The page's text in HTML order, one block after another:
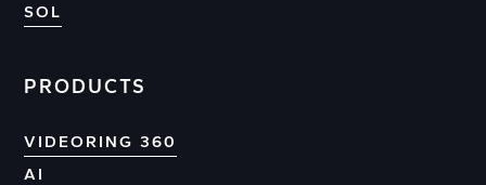
SOL
PRODUCTS
VIDEORING 360
AI